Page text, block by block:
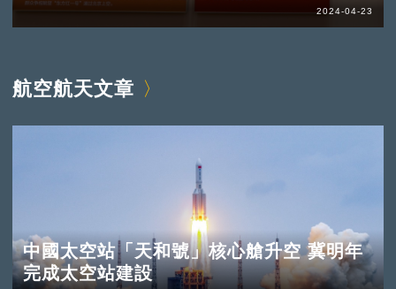
2024-04-23
航空航天文章
中國太空站「天和號」核心艙升空 冀明年
完成太空站建設